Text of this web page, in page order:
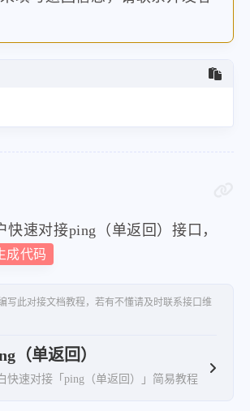
快速对接ping（单返回）接口，
成代码
写此对接文档教程，若有不懂请及时联系接口维
（单返回）
快速对接「ping（单返回）」简易教程